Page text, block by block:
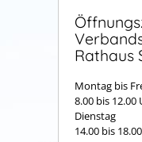
Rathaus
Montag bis
8.00 bis 12.00
14.00 bis